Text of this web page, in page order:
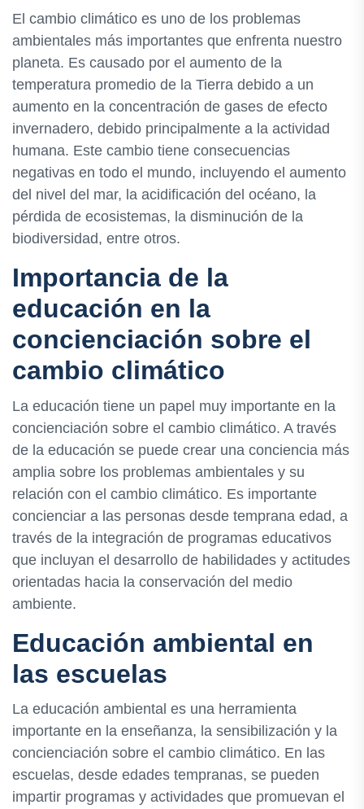
El cambio climático es uno de los problemas
ambientales más importantes que enfrenta nuestro
planeta. Es causado por el aumento de la
temperatura promedio de la Tierra debido a un
aumento en la concentración de gases de efecto
invernadero, debido principalmente a la actividad
humana. Este cambio tiene consecuencias
negativas en todo el mundo, incluyendo el aumento
del nivel del mar, la acidificación del océano, la
pérdida de ecosistemas, la disminución de la
biodiversidad, entre otros.
Importancia de la
educación en la
concienciación sobre el
cambio climático
La educación tiene un papel muy importante en la
concienciación sobre el cambio climático. A través
de la educación se puede crear una conciencia más
amplia sobre los problemas ambientales y su
relación con el cambio climático. Es importante
concienciar a las personas desde temprana edad, a
través de la integración de programas educativos
que incluyan el desarrollo de habilidades y actitudes
orientadas hacia la conservación del medio
ambiente.
Educación ambiental en
las escuelas
La educación ambiental es una herramienta
importante en la enseñanza, la sensibilización y la
concienciación sobre el cambio climático. En las
escuelas, desde edades tempranas, se pueden
impartir programas y actividades que promuevan el